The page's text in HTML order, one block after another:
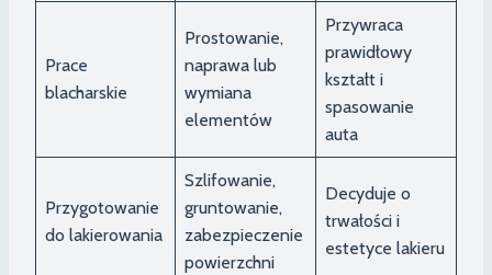
Prace
blacharskie
Prostowanie,
naprawa lub
wymiana
elementów
Przywraca
prawidłowy
kształt i
spasowanie
auta
Przygotowanie
do lakierowania
Szlifowanie,
gruntowanie,
zabezpieczenie
powierzchni
Decyduje o
trwałości i
estetyce lakieru